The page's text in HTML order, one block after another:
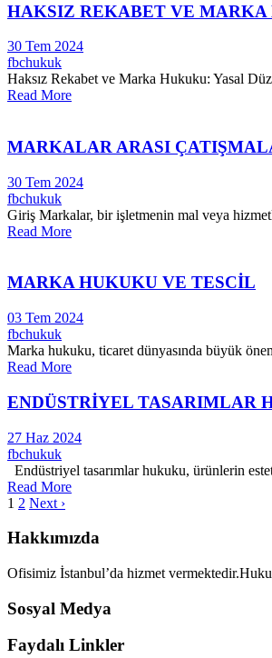
HAKSIZ REKABET VE MARKA
30 Tem 2024
fbchukuk
Haksız Rekabet ve Marka Hukuku: Yasal
Read More
MARKALAR ARASI
30 Tem 2024
fbchukuk
Giriş Markalar, bir işletmenin mal veya
Read More
MARKA HUKUKU VE TESCİL
03 Tem 2024
fbchukuk
Marka hukuku, ticaret dünyasında büyük
Read More
ENDÜSTRİYEL TASARIMLAR
27 Haz 2024
fbchukuk
Endüstriyel tasarımlar hukuku, ürünlerin
Read More
1 2 Next ›
Hakkımızda
Ofisimiz İstanbul’da hizmet
Sosyal Medya
Faydalı Linkler